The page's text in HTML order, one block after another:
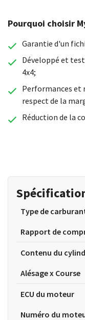
Pourquoi choisir
Garantie d'un
Développé et
4x4;
Performances et
respect de la
Réduction de la
Type de
Rapport de
Contenu du
Alésage x Course
ECU du moteur
Numéro du